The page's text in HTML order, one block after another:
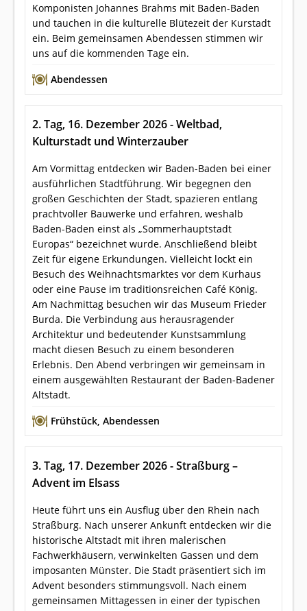
Komponisten Johannes Brahms mit Baden-Baden
und tauchen in die kulturelle Blütezeit der Kurstadt
ein. Beim gemeinsamen Abendessen stimmen wir
uns auf die kommenden Tage ein.
Abendessen
2. Tag, 16. Dezember 2026 - Weltbad,
Kulturstadt und Winterzauber
Am Vormittag entdecken wir Baden-Baden bei einer
ausführlichen Stadtführung. Wir begegnen den
großen Geschichten der Stadt, spazieren entlang
prachtvoller Bauwerke und erfahren, weshalb
Baden-Baden einst als „Sommerhauptstadt
Europas“ bezeichnet wurde. Anschließend bleibt
Zeit für eigene Erkundungen. Vielleicht lockt ein
Besuch des Weihnachtsmarktes vor dem Kurhaus
oder eine Pause im traditionsreichen Café König.
Am Nachmittag besuchen wir das Museum Frieder
Burda. Die Verbindung aus herausragender
Architektur und bedeutender Kunstsammlung
macht diesen Besuch zu einem besonderen
Erlebnis. Den Abend verbringen wir gemeinsam in
einem ausgewählten Restaurant der Baden-Badener
Altstadt.
Frühstück, Abendessen
3. Tag, 17. Dezember 2026 - Straßburg –
Advent im Elsass
Heute führt uns ein Ausflug über den Rhein nach
Straßburg. Nach unserer Ankunft entdecken wir die
historische Altstadt mit ihren malerischen
Fachwerkhäusern, verwinkelten Gassen und dem
imposanten Münster. Die Stadt präsentiert sich im
Advent besonders stimmungsvoll. Nach einem
gemeinsamen Mittagessen in einer der typischen